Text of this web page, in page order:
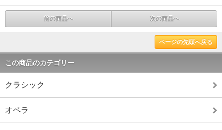
前の商品へ 次の商品へ
ページの先頭へ戻る
この商品のカテゴリー
クラシック
オペラ